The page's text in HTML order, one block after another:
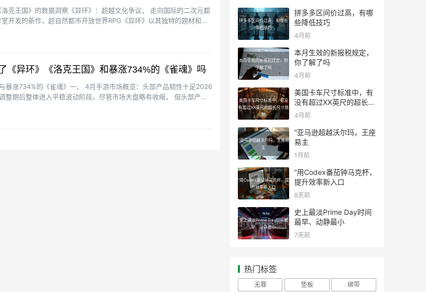
克王国》的数据洞察《异环》：超越文化争议， 走向国际的二次元都
开发的新作，超自然都市开放世界RPG《异环》以其独特的题材和虚
万···
《异环》《洛克王国》和暴涨734%的《雀魂》吗
暴涨734%的《雀魂》一、 4月手游市场概览：头部产品韧性十足2026
整期后整体进入平稳波动阶段。尽管市场大盘略有收缩， 但头部产品
拼多多区间价过高，有哪些
降低技巧
拼多多区间价过高，有哪
些降低技巧
4月前
本月生效的新报税规定，你
了解了吗
本月生效的新报税规定，
你了解了吗
4月前
美国卡车尺寸标准中，有没
有超过XX英尺的超长尺寸限
制
美国卡车尺寸标准中，有
没有超过XX英尺的超长尺
寸限制
4月前
“亚马逊超越沃尔玛，王座易
主
“亚马逊超越沃尔玛，王座
易主
1月前
“用Codex番茄钟马克杯，提
升效率新入口
“用Codex番茄钟马克杯，
提升效率新入口
8天前
史上最淡Prime Day时间最
早、动静最小
史上最淡Prime Day时间
最早、动静最小
7天前
热门标签
无罪 垫板 绑带